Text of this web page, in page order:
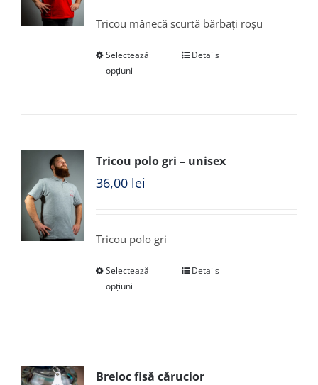
Tricou mânecă scurtă bărbați roșu
Selectează
opțiuni
Details
Tricou polo gri – unisex
36,00 lei
Tricou polo gri
Selectează
opțiuni
Details
Breloc fisă cărucior